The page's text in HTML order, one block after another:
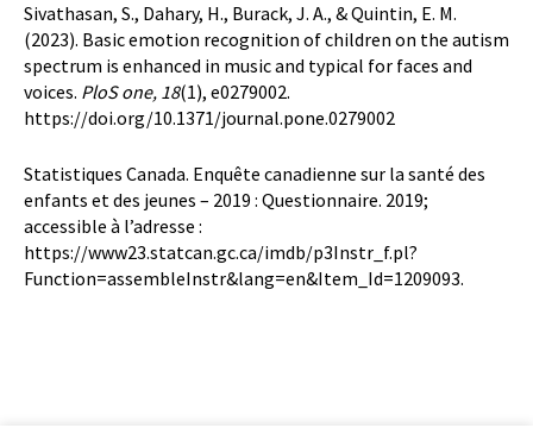
Sivathasan, S., Dahary, H., Burack, J. A., & Quintin, E. M.
(2023). Basic emotion recognition of children on the autism
spectrum is enhanced in music and typical for faces and
voices. PloS one, 18(1), e0279002.
https://doi.org/10.1371/journal.pone.0279002
Statistiques Canada. Enquête canadienne sur la santé des
enfants et des jeunes – 2019 : Questionnaire. 2019;
accessible à l’adresse :
https://www23.statcan.gc.ca/imdb/p3Instr_f.pl?
Function=assembleInstr&lang=en&Item_Id=1209093.